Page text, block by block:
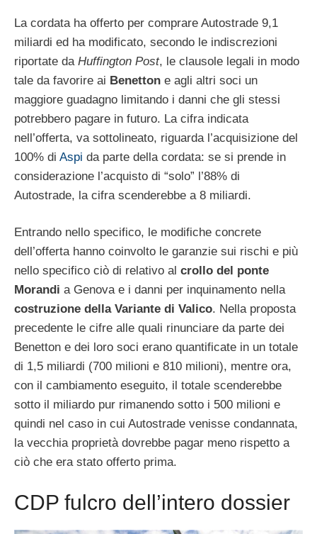
La cordata ha offerto per comprare Autostrade 9,1
miliardi ed ha modificato, secondo le indiscrezioni
riportate da Huffington Post, le clausole legali in modo
tale da favorire ai Benetton e agli altri soci un
maggiore guadagno limitando i danni che gli stessi
potrebbero pagare in futuro. La cifra indicata
nell’offerta, va sottolineato, riguarda l’acquisizione del
100% di Aspi da parte della cordata: se si prende in
considerazione l’acquisto di “solo” l’88% di
Autostrade, la cifra scenderebbe a 8 miliardi.
Entrando nello specifico, le modifiche concrete
dell’offerta hanno coinvolto le garanzie sui rischi e più
nello specifico ciò di relativo al crollo del ponte
Morandi a Genova e i danni per inquinamento nella
costruzione della Variante di Valico. Nella proposta
precedente le cifre alle quali rinunciare da parte dei
Benetton e dei loro soci erano quantificate in un totale
di 1,5 miliardi (700 milioni e 810 milioni), mentre ora,
con il cambiamento eseguito, il totale scenderebbe
sotto il miliardo pur rimanendo sotto i 500 milioni e
quindi nel caso in cui Autostrade venisse condannata,
la vecchia proprietà dovrebbe pagar meno rispetto a
ciò che era stato offerto prima.
CDP fulcro dell’intero dossier